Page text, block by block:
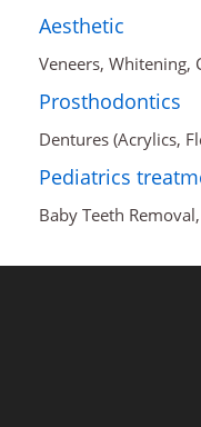
Aesthetic
Veneers, Whitening,
Prosthodontics
Dentures (Acrylics,
Pediatrics
Baby Teeth